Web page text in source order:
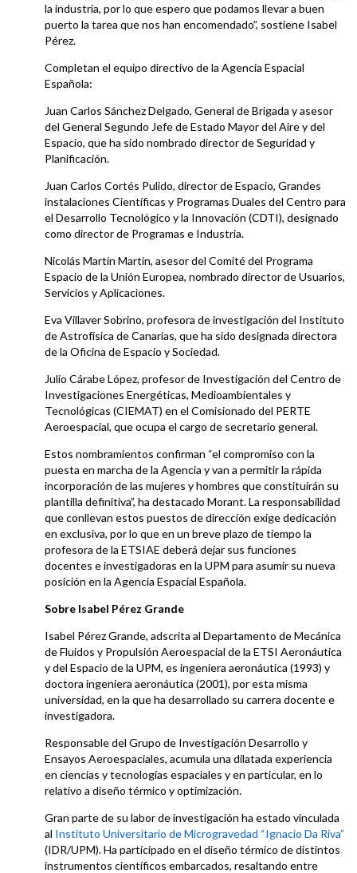
la industria, por lo que espero que podamos llevar a buen
puerto la tarea que nos han encomendado”, sostiene Isabel
Pérez.
Completan el equipo directivo de la Agencia Espacial
Española:
Juan Carlos Sánchez Delgado, General de Brigada y asesor
del General Segundo Jefe de Estado Mayor del Aire y del
Espacio, que ha sido nombrado director de Seguridad y
Planificación.
Juan Carlos Cortés Pulido, director de Espacio, Grandes
instalaciones Científicas y Programas Duales del Centro para
el Desarrollo Tecnológico y la Innovación (CDTI), designado
como director de Programas e Industria.
Nicolás Martín Martín, asesor del Comité del Programa
Espacio de la Unión Europea, nombrado director de Usuarios,
Servicios y Aplicaciones.
Eva Villaver Sobrino, profesora de investigación del Instituto
de Astrofísica de Canarias, que ha sido designada directora
de la Oficina de Espacio y Sociedad.
Julio Cárabe López, profesor de Investigación del Centro de
Investigaciones Energéticas, Medioambientales y
Tecnológicas (CIEMAT) en el Comisionado del PERTE
Aeroespacial, que ocupa el cargo de secretario general.
Estos nombramientos confirman “el compromiso con la
puesta en marcha de la Agencia y van a permitir la rápida
incorporación de las mujeres y hombres que constituirán su
plantilla definitiva”, ha destacado Morant. La responsabilidad
que conllevan estos puestos de dirección exige dedicación
en exclusiva, por lo que en un breve plazo de tiempo la
profesora de la ETSIAE deberá dejar sus funciones
docentes e investigadoras en la UPM para asumir su nueva
posición en la Agencia Espacial Española.
Sobre Isabel Pérez Grande
Isabel Pérez Grande, adscrita al Departamento de Mecánica
de Fluidos y Propulsión Aeroespacial de la ETSI Aeronáutica
y del Espacio de la UPM, es ingeniera aeronáutica (1993) y
doctora ingeniera aeronáutica (2001), por esta misma
universidad, en la que ha desarrollado su carrera docente e
investigadora.
Responsable del Grupo de Investigación Desarrollo y
Ensayos Aeroespaciales, acumula una dilatada experiencia
en ciencias y tecnologías espaciales y en particular, en lo
relativo a diseño térmico y optimización.
Gran parte de su labor de investigación ha estado vinculada
al Instituto Universitario de Microgravedad “Ignacio Da Riva”
(IDR/UPM). Ha participado en el diseño térmico de distintos
instrumentos científicos embarcados, resaltando entre